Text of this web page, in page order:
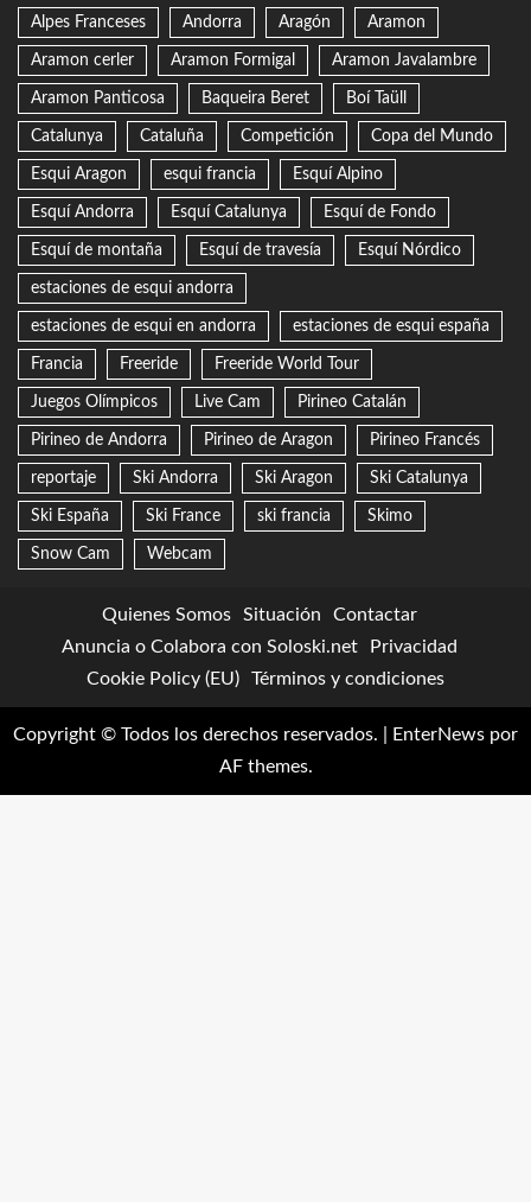
Alpes Franceses Andorra Aragón Aramon
Aramon cerler Aramon Formigal Aramon Javalambre
Aramon Panticosa Baqueira Beret Boí Taüll
Catalunya Cataluña Competición Copa del Mundo
Esqui Aragon esqui francia Esquí Alpino
Esquí Andorra Esquí Catalunya Esquí de Fondo
Esquí de montaña Esquí de travesía Esquí Nórdico
estaciones de esqui andorra
estaciones de esqui en andorra estaciones de esqui españa
Francia Freeride Freeride World Tour
Juegos Olímpicos Live Cam Pirineo Catalán
Pirineo de Andorra Pirineo de Aragon Pirineo Francés
reportaje Ski Andorra Ski Aragon Ski Catalunya
Ski España Ski France ski francia Skimo
Snow Cam Webcam
Quienes Somos Situación
Contactar
Anuncia o Colabora con Soloski.net
Privacidad
Cookie Policy (EU)
Términos y condiciones
Copyright © Todos los derechos reservados. EnterNews por
AF themes.